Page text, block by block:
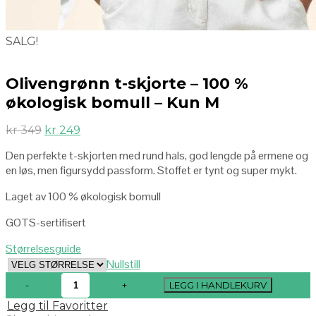
SALG!
Olivengrønn t-skjorte – 100 %
økologisk bomull – Kun M
kr349 kr 249
Den perfekte t-skjorten med rund hals, god lengde på ermene og
en løs, men figursydd passform. Stoffet er tynt og super mykt.
Laget av 100 % økologisk bomull
GOTS-sertifisert
Størrelsesguide
Nullstill
LEGG I HANDLEKURV
Legg til Favoritter